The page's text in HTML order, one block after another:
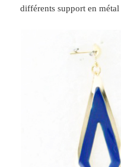
différents support en